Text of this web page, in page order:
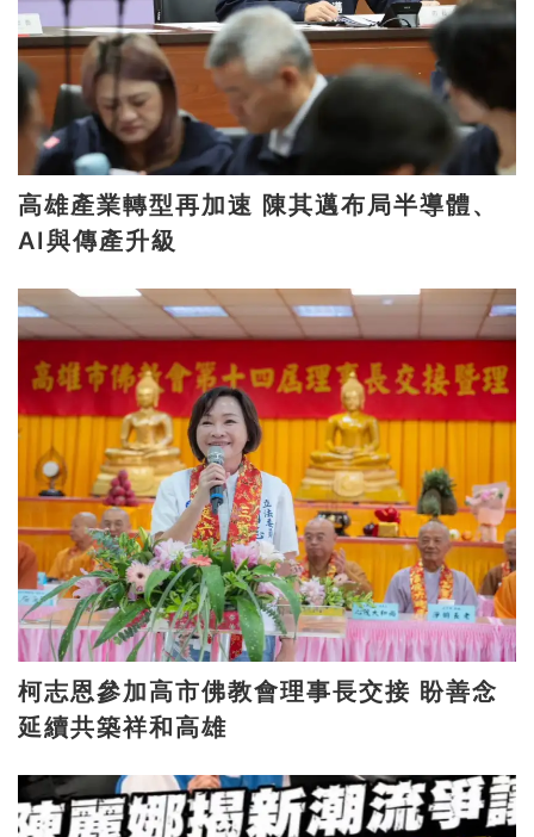
高雄產業轉型再加速 陳其邁布局半導體、
AI與傳產升級
柯志恩參加高市佛教會理事長交接 盼善念
延續共築祥和高雄